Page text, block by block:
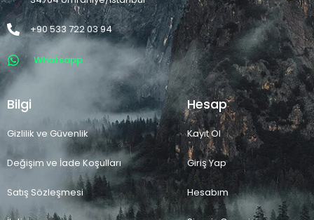
+90 533 722 03 94
Whatsapp
Bilgi
Gizlilik ve Güvenlik
Değişim ve İade Koşulları
Satış Sözleşmesi
Hesap
Kayıt Ol
Giriş Yap
Hesabım